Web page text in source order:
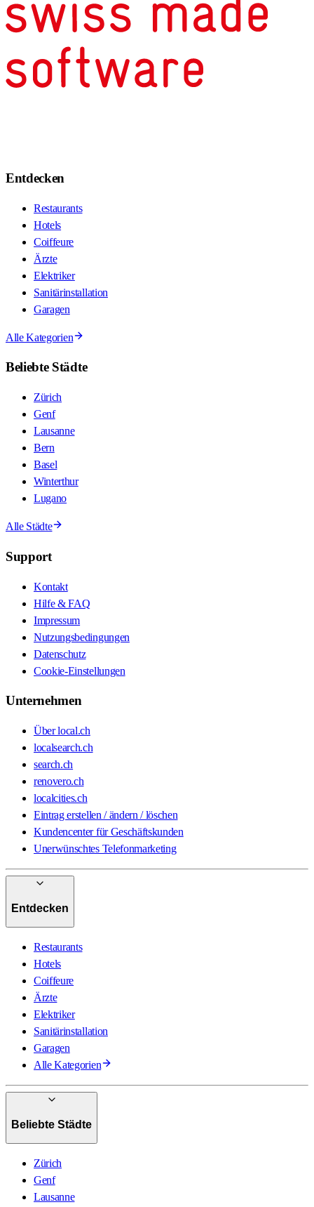
Entdecken
Restaurants
Hotels
Coiffeure
Ärzte
Elektriker
Sanitärinstallation
Garagen
Alle Kategorien
Beliebte Städte
Zürich
Genf
Lausanne
Bern
Basel
Winterthur
Lugano
Alle Städte
Support
Kontakt
Hilfe & FAQ
Impressum
Nutzungsbedingungen
Datenschutz
Cookie-Einstellungen
Unternehmen
Über local.ch
localsearch.ch
search.ch
renovero.ch
localcities.ch
Eintrag erstellen / ändern / löschen
Kundencenter für Geschäftskunden
Unerwünschtes Telefonmarketing
Entdecken
Restaurants
Hotels
Coiffeure
Ärzte
Elektriker
Sanitärinstallation
Garagen
Alle Kategorien
Beliebte Städte
Zürich
Genf
Lausanne